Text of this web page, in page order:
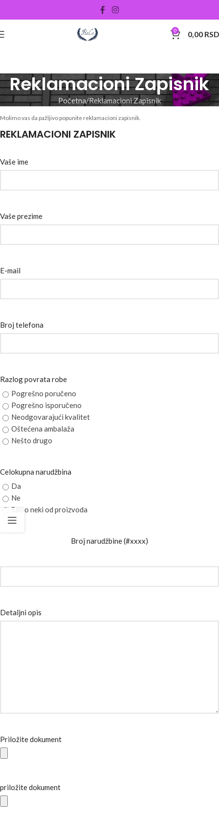
0 0,00 RSD
Reklamacioni Zapisnik
Početna Reklamacioni Zapisnik
Molimo vas da pažljivo popunite reklamacioni zapisnik.
REKLAMACIONI ZAPISNIK
Vaše ime
Vaše prezime
E-mail
Broj telefona
Razlog povrata robe
Pogrešno poručeno
Pogrešno isporučeno
Neodgovarajući kvalitet
Oštećena ambalaža
Nešto drugo
Celokupna narudžbina
Da
Ne
Samo neki od proizvoda
Broj narudžbine (#xxxx)
Detaljni opis
Priložite dokument
priložite dokument